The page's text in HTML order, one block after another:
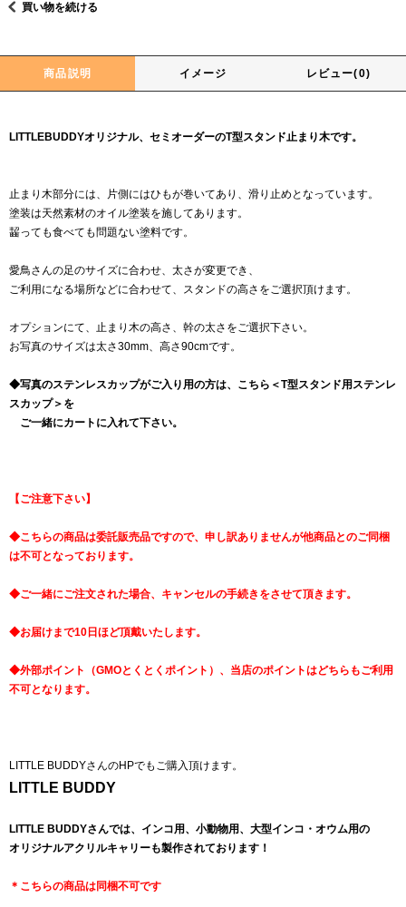
買い物を続ける
商品説明 イメージ レビュー(0)
LITTLEBUDDYオリジナル、セミオーダーのT型スタンド止まり木です。
止まり木部分には、片側にはひもが巻いてあり、滑り止めとなっています。
塗装は天然素材のオイル塗装を施してあります。
齧っても食べても問題ない塗料です。
愛鳥さんの足のサイズに合わせ、太さが変更でき、
ご利用になる場所などに合わせて、スタンドの高さをご選択頂けます。
オプションにて、止まり木の高さ、幹の太さをご選択下さい。
お写真のサイズは太さ30mm、高さ90cmです。
◆写真のステンレスカップがご入り用の方は、こちら ＜T型スタンド用ステンレ
スカップ＞ を
ご一緒にカートに入れて下さい。
【ご注意下さい】
◆こちらの商品は委託販売品ですので、申し訳ありませんが他商品とのご同梱
は不可となっております。
◆ご一緒にご注文された場合、キャンセルの手続きをさせて頂きます。
◆お届けまで10日ほど頂戴いたします。
◆外部ポイント（GMOとくとくポイント）、当店のポイントはどちらもご利用
不可となります。
LITTLE BUDDYさんのHPでもご購入頂けます。
LITTLE BUDDY
LITTLE BUDDYさんでは、インコ用、小動物用、大型インコ・オウム用の
オリジナルアクリルキャリーも製作されております！
＊こちらの商品は同梱不可です